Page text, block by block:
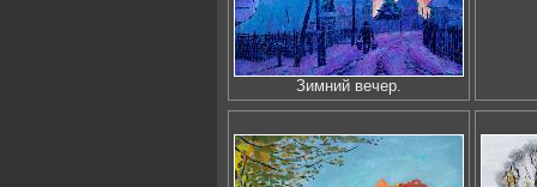
Зимний вечер.